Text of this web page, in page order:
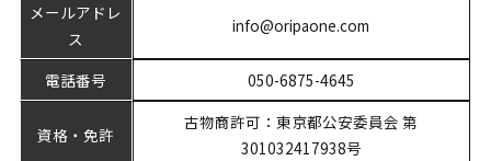
メールアドレ
ス
info@oripaone.com
電話番号 050-6875-4645
資格・免許
古物商許可：東京都公安委員会 第
301032417938号